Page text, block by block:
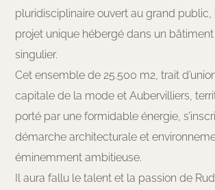
pluridisciplinaire ouvert au grand public,
projet unique hébergé dans un
singulier.
Cet ensemble de 25.500 m2, trait
capitale de la mode et Aubervilliers,
porté par une formidable énergie,
démarche architecturale et
éminemment ambitieuse.
Il aura fallu le talent et la passion de